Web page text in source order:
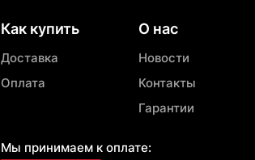
Как купить
Доставка
Оплата
Мы принимаем к оплате:
О нас
Новости
Контакты
Гарантии